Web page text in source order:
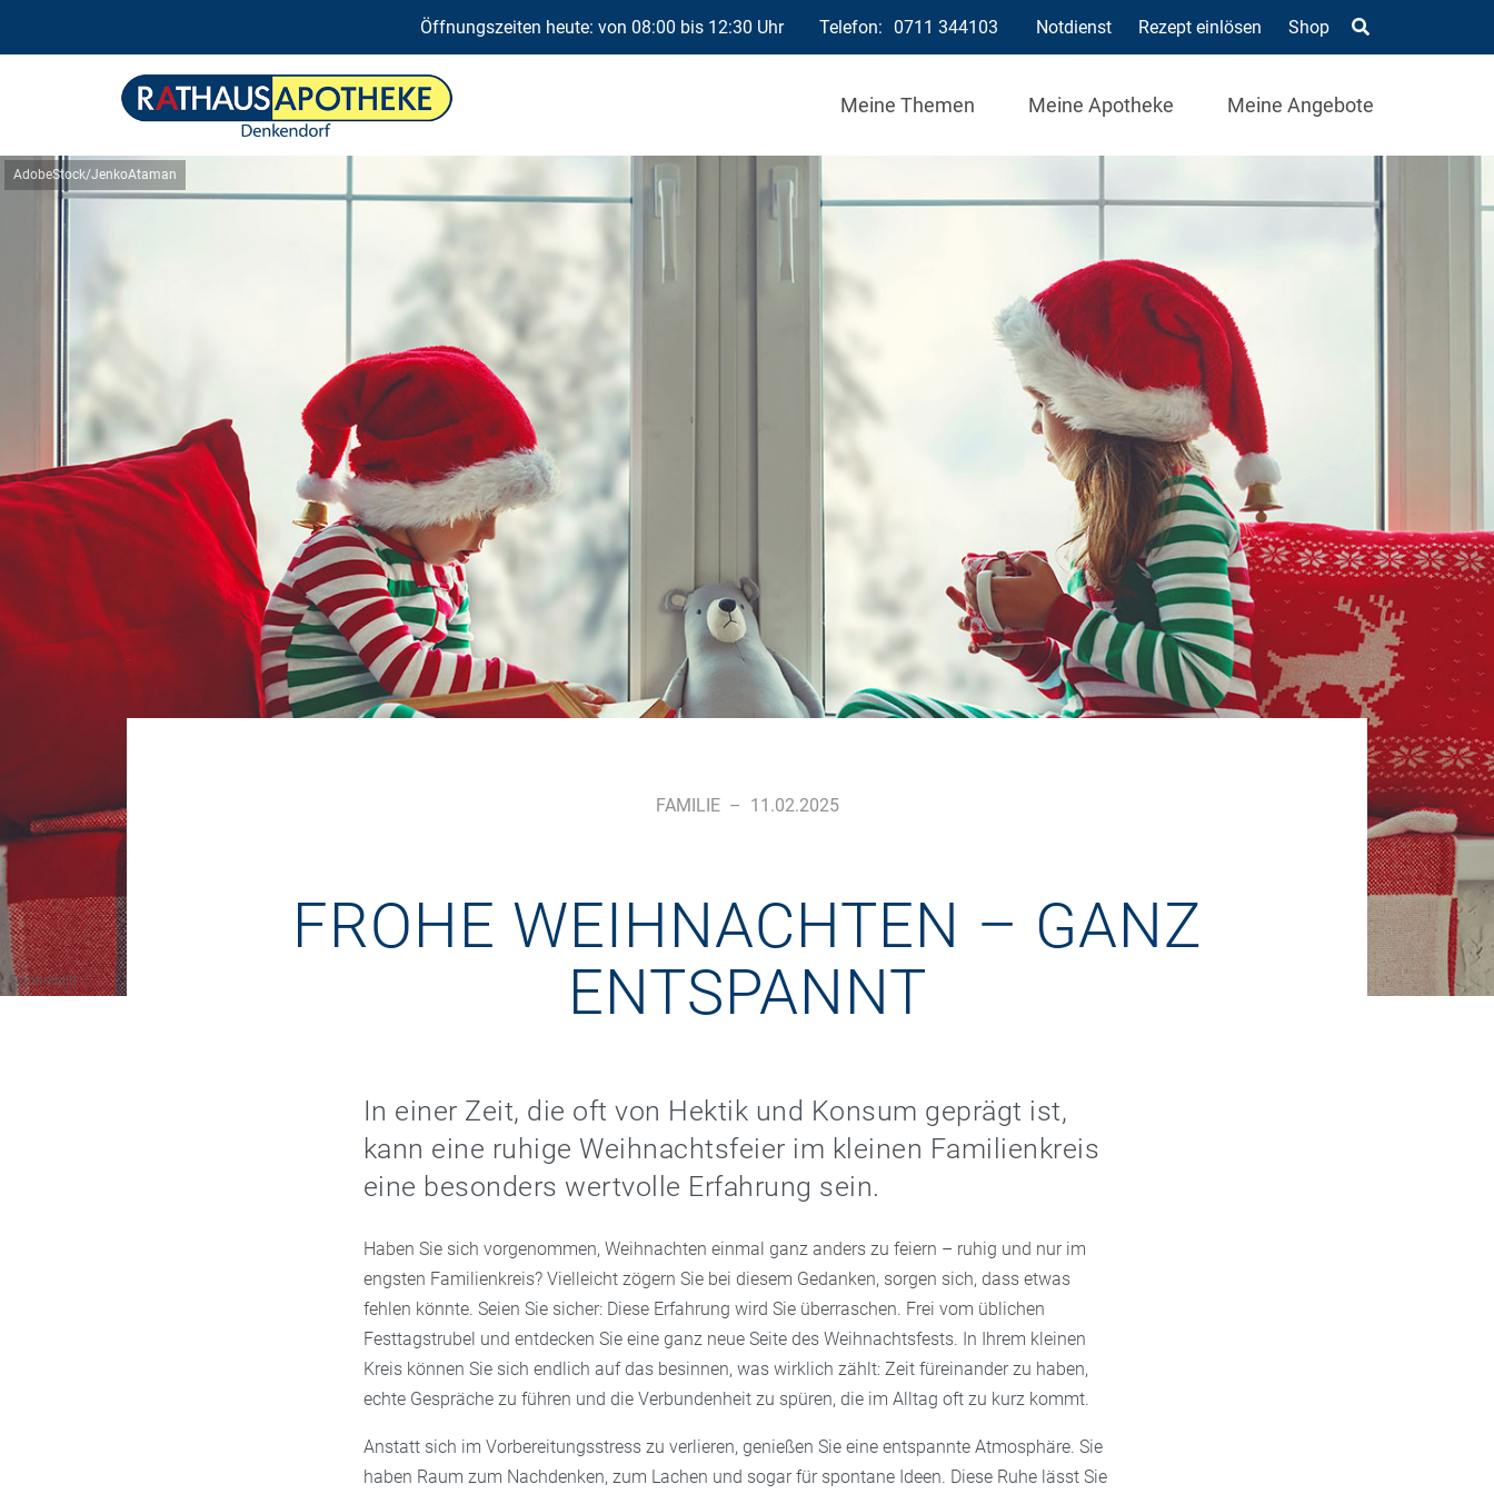
Öffnungszeiten heute: von 08:00 bis 12:30 Uhr Telefon: 0711 344103 Notdienst Rezept einlösen Shop
Meine Themen Meine Apotheke Meine Angebote
AdobeStock/JenkoAtaman
Symbolbild
FAMILIE – 11.02.2025
FROHE WEIHNACHTEN – GANZ
ENTSPANNT
In einer Zeit, die oft von Hektik und Konsum geprägt ist,
kann eine ruhige Weihnachtsfeier im kleinen Familienkreis
eine besonders wertvolle Erfahrung sein.
Haben Sie sich vorgenommen, Weihnachten einmal ganz anders zu feiern – ruhig und nur im
engsten Familienkreis? Vielleicht zögern Sie bei diesem Gedanken, sorgen sich, dass etwas
fehlen könnte. Seien Sie sicher: Diese Erfahrung wird Sie überraschen. Frei vom üblichen
Festtagstrubel und entdecken Sie eine ganz neue Seite des Weihnachtsfests. In Ihrem kleinen
Kreis können Sie sich endlich auf das besinnen, was wirklich zählt: Zeit füreinander zu haben,
echte Gespräche zu führen und die Verbundenheit zu spüren, die im Alltag oft zu kurz kommt.
Anstatt sich im Vorbereitungsstress zu verlieren, genießen Sie eine entspannte Atmosphäre. Sie
haben Raum zum Nachdenken, zum Lachen und sogar für spontane Ideen. Diese Ruhe lässt Sie